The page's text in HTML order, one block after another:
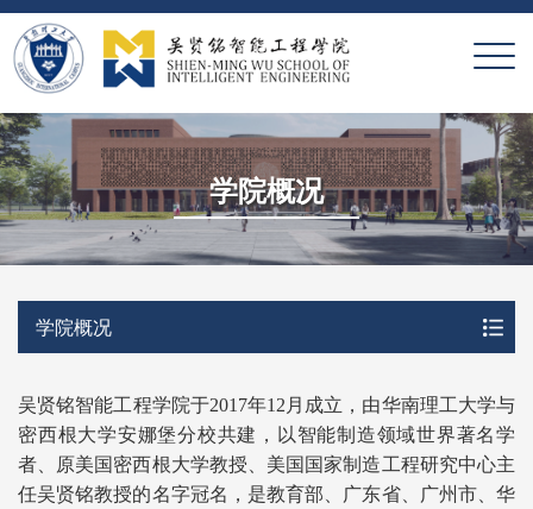
X
学院概况
学院概况
吴贤铭智能工程学院于2017年12月成立，由华南理工大学与
密西根大学安娜堡分校共建，以智能制造领域世界著名学
者、原美国密西根大学教授、美国国家制造工程研究中心主
任吴贤铭教授的名字冠名，是教育部、广东省、广州市、华